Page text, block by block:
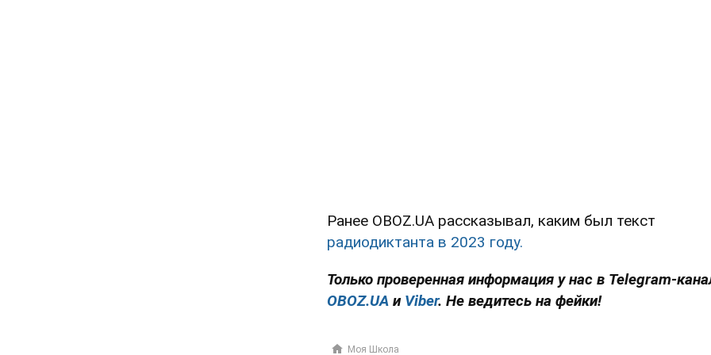
Ранее OBOZ.UA рассказывал, каким был текст
радиодиктанта в 2023 году.
Только проверенная информация у нас в Telegram-
OBOZ.UA и Viber. Не ведитесь на фейки!
Моя Школа